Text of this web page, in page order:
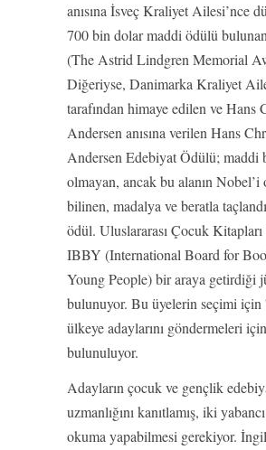
anısına İsveç Kraliyet Ailesi’nce
700 bin dolar maddi ödülü
(The Astrid Lindgren Memorial
Diğeriyse, Danimarka Kraliyet
tarafından himaye edilen ve Hans
Andersen anısına verilen Hans
Andersen Edebiyat Ödülü; maddi
olmayan, ancak bu alanın Nobel’i
bilinen, madalya ve beratla
ödül. Uluslararası Çocuk
IBBY (International Board for
Young People) bir araya getirdiği
bulunuyor. Bu üyelerin seçimi için
ülkeye adaylarını göndermeleri
bulunuluyor.
Adayların çocuk ve gençlik
uzmanlığını kanıtlamış, iki
okuma yapabilmesi gerekiyor.